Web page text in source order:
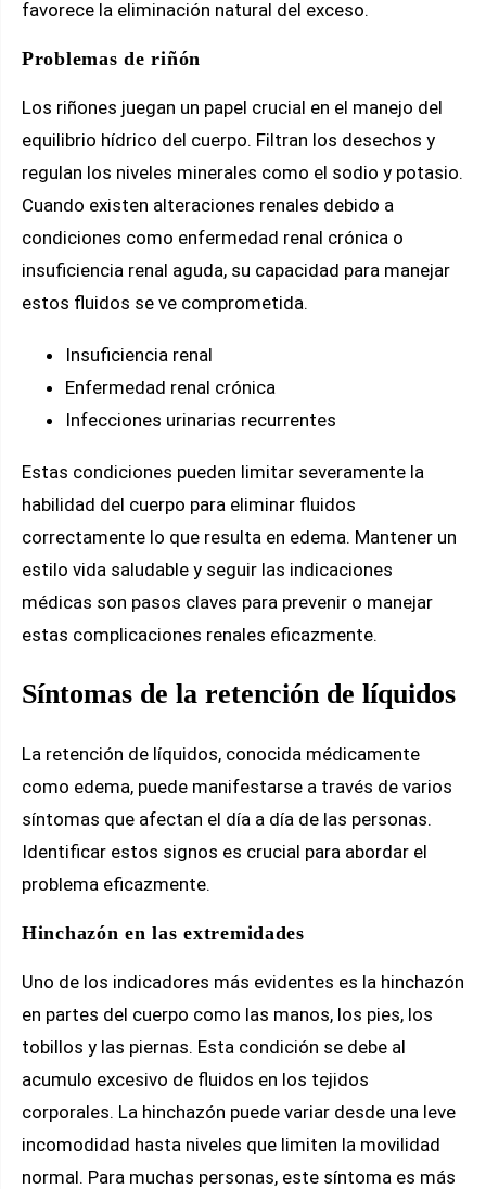
favorece la eliminación natural del exceso.
Problemas de riñón
Los riñones juegan un papel crucial en el manejo del
equilibrio hídrico del cuerpo. Filtran los desechos y
regulan los niveles minerales como el sodio y potasio.
Cuando existen alteraciones renales debido a
condiciones como enfermedad renal crónica o
insuficiencia renal aguda, su capacidad para manejar
estos fluidos se ve comprometida.
Insuficiencia renal
Enfermedad renal crónica
Infecciones urinarias recurrentes
Estas condiciones pueden limitar severamente la
habilidad del cuerpo para eliminar fluidos
correctamente lo que resulta en edema. Mantener un
estilo vida saludable y seguir las indicaciones
médicas son pasos claves para prevenir o manejar
estas complicaciones renales eficazmente.
Síntomas de la retención de líquidos
La retención de líquidos, conocida médicamente
como edema, puede manifestarse a través de varios
síntomas que afectan el día a día de las personas.
Identificar estos signos es crucial para abordar el
problema eficazmente.
Hinchazón en las extremidades
Uno de los indicadores más evidentes es la hinchazón
en partes del cuerpo como las manos, los pies, los
tobillos y las piernas. Esta condición se debe al
acumulo excesivo de fluidos en los tejidos
corporales. La hinchazón puede variar desde una leve
incomodidad hasta niveles que limiten la movilidad
normal. Para muchas personas, este síntoma es más